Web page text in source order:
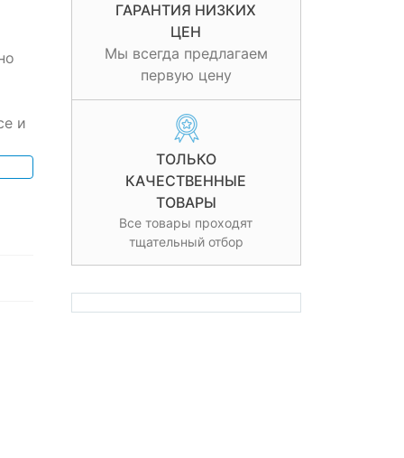
ГАРАНТИЯ НИЗКИХ
ЦЕН
Мы всегда предлагаем
первую цену
ТОЛЬКО
КАЧЕСТВЕННЫЕ
ТОВАРЫ
Все товары проходят
тщательный отбор
и